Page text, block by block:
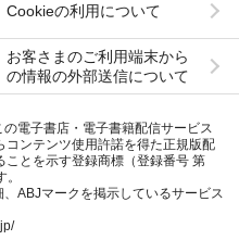
Cookieの利用について
お客さまのご利用端末から
の情報の外部送信について
電子書店・電子書籍配信サービス
コンテンツ使用許諾を得た正規版配
ことを示す登録商標（登録番号 第
ABJマークを掲示しているサービス